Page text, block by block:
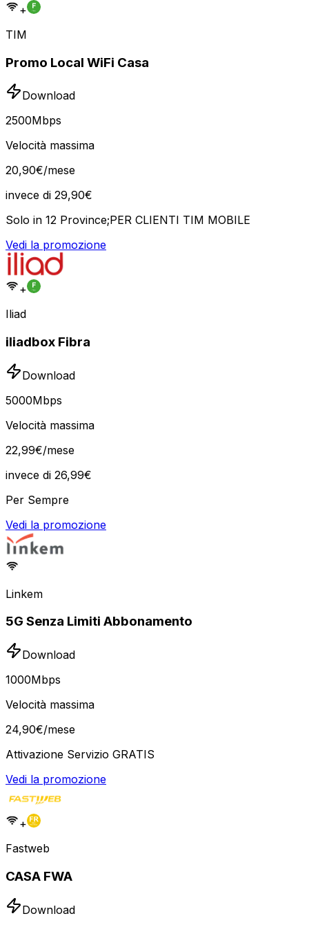
+
TIM
Promo Local WiFi Casa
Download
2500Mbps
Velocità massima
20,90€/mese
invece di 29,90€
Solo in 12 Province;PER CLIENTI TIM MOBILE
Vedi la promozione
+
Iliad
iliadbox Fibra
Download
5000Mbps
Velocità massima
22,99€/mese
invece di 26,99€
Per Sempre
Vedi la promozione
Linkem
5G Senza Limiti Abbonamento
Download
1000Mbps
Velocità massima
24,90€/mese
Attivazione Servizio GRATIS
Vedi la promozione
+
Fastweb
CASA FWA
Download